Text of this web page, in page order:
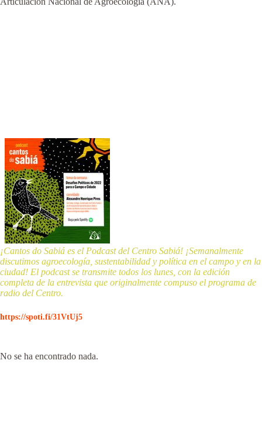
¡Cantos do Sabiá es el Podcast del Centro Sabiá! ¡Semanalmente
discutimos agroecología, sustentabilidad y política en el campo y en la
ciudad! El podcast se transmite todos los lunes, con la edición
completa de la entrevista que originalmente compuso el programa de
radio del Centro.
https://spoti.fi/31VtUj5
No se ha encontrado nada.